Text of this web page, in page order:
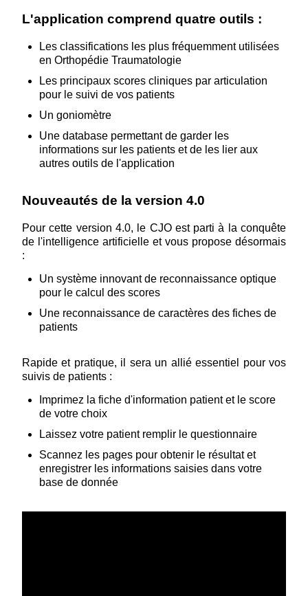
L'application comprend quatre outils :
Les classifications les plus fréquemment utilisées
en Orthopédie Traumatologie
Les principaux scores cliniques par articulation
pour le suivi de vos patients
Un goniomètre
Une database permettant de garder les
informations sur les patients et de les lier aux
autres outils de l'application
Nouveautés de la version 4.0
Pour cette version 4.0, le CJO est parti à la conquête
de l'intelligence artificielle et vous propose désormais
:
Un système innovant de reconnaissance optique
pour le calcul des scores
Une reconnaissance de caractères des fiches de
patients
Rapide et pratique, il sera un allié essentiel pour vos
suivis de patients :
Imprimez la fiche d'information patient et le score
de votre choix
Laissez votre patient remplir le questionnaire
Scannez les pages pour obtenir le résultat et
enregistrer les informations saisies dans votre
base de donnée